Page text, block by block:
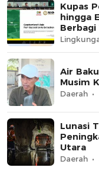
Kupas
hingga
Berbagi
UNG
Air
Musim
Daerah
Lunasi
Utara
Daerah